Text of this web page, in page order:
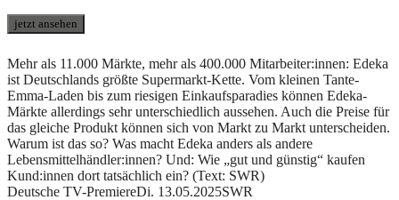
jetzt ansehen
Mehr als 11.000 Märkte, mehr als 400.000 Mitarbeiter:innen: Edeka
ist Deutschlands größte Supermarkt-Kette. Vom kleinen Tante-
Emma-Laden bis zum riesigen Einkaufsparadies können Edeka-
Märkte allerdings sehr unterschiedlich aussehen. Auch die Preise für
das gleiche Produkt können sich von Markt zu Markt unterscheiden.
Warum ist das so? Was macht Edeka anders als andere
Lebensmittelhändler:innen? Und: Wie „gut und günstig“ kaufen
Kund:innen dort tatsächlich ein? (Text: SWR)
Deutsche TV-PremiereDi. 13.05.2025SWR